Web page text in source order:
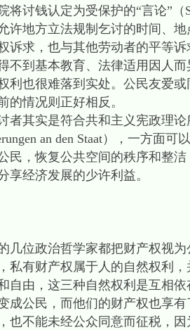
讨钱认定为受保护的“言论”（
许地方立法规制乞讨的时间、地
诉求，也与其他劳动者的平等
不到基本教育、法律适用因人
利也很难落到实处。公民友爱
的情况则正好相反。
其实是符合共和主义宪政理论
an den Staat），一方面
民，恢复公共空间的秩序和整
享经济发展的少许利益。
位政治哲学家都把财产权视为
私有财产权属于人的自然权利
自由，这三种自然权利是互相
成公民，而他们的财产权也享
也不能未经公众同意而征税，